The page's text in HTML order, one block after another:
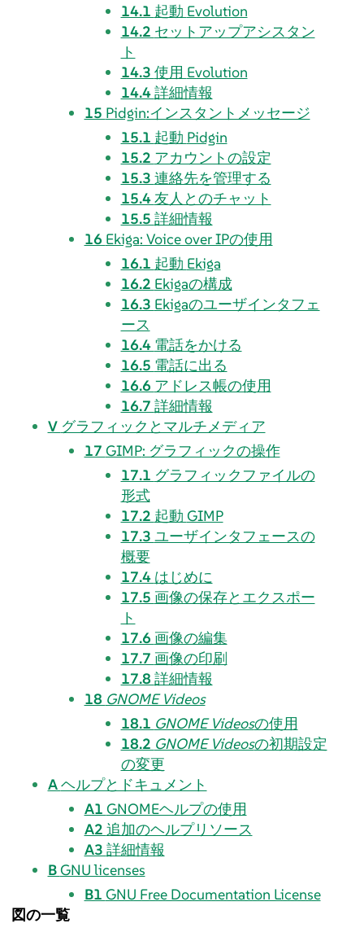
14.1 起動 Evolution
14.2 セットアップアシスタン
ト
14.3 使用 Evolution
14.4詳細情報
15 Pidgin:インスタントメッセージ
15.1 起動 Pidgin
15.2 アカウントの設定
15.3 連絡先を管理する
15.4友人とのチャット
15.5 詳細情報
16 Ekiga: Voice over IPの使用
16.1 起動 Ekiga
16.2 Ekigaの構成
16.3 Ekigaのユーザインタフェ
ース
16.4 電話をかける
16.5 電話に出る
16.6 アドレス帳の使用
16.7 詳細情報
V グラフィックとマルチメディア
17 GIMP: グラフィックの操作
17.1 グラフィックファイルの
形式
17.2 起動 GIMP
17.3 ユーザインタフェースの
概要
17.4 はじめに
17.5 画像の保存とエクスポー
ト
17.6 画像の編集
17.7 画像の印刷
17.8 詳細情報
18 GNOME Videos
18.1 GNOME Videosの使用
18.2 GNOME Videosの初期設定
の変更
Aヘルプとドキュメント
A1 GNOMEヘルプの使用
A2 追加のヘルプリソース
A3 詳細情報
BGNU licenses
B1 GNU Free Documentation License
図の一覧